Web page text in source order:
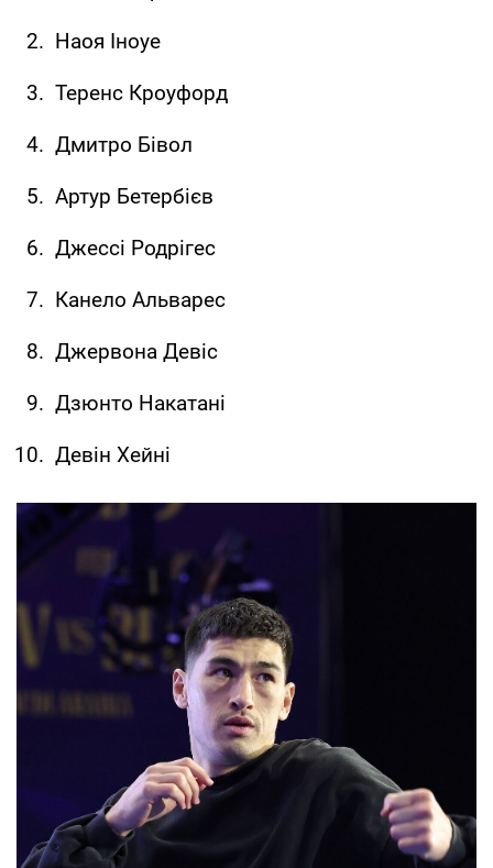
Наоя Іноуе
Теренс Кроуфорд
Дмитро Бівол
Артур Бетербієв
Джессі Родрігес
Канело Альварес
Джервона Девіс
Дзюнто Накатані
Девін Хейні